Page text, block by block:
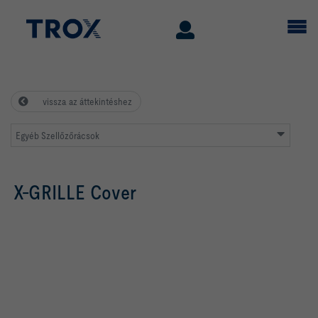
vissza az áttekintéshez
Egyéb Szellőzőrácsok
X-GRILLE Cover